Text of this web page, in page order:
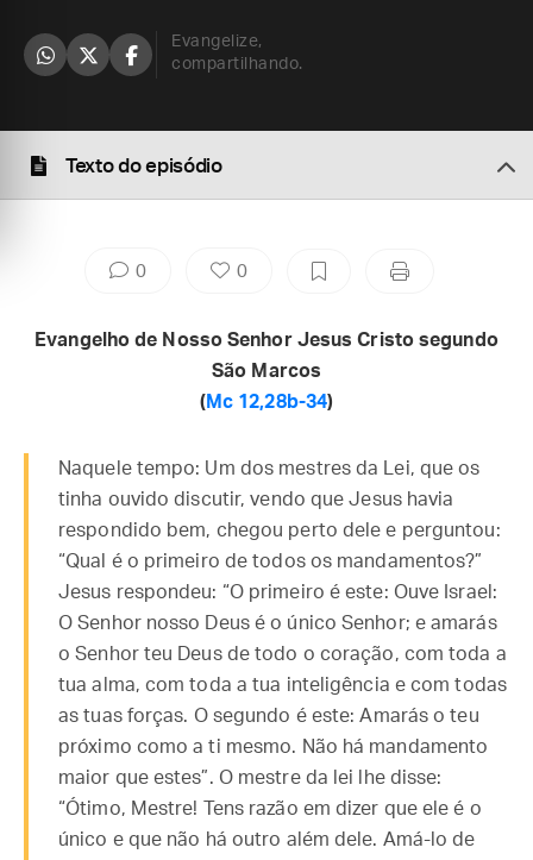
Evangelize,
compartilhando.
Texto do episódio
0 0
Evangelho de Nosso Senhor Jesus Cristo segundo
São Marcos
( Mc 12,28b-34)
Naquele tempo: Um dos mestres da Lei, que os
tinha ouvido discutir, vendo que Jesus havia
respondido bem, chegou perto dele e perguntou:
“Qual é o primeiro de todos os mandamentos?”
Jesus respondeu: “O primeiro é este: Ouve Israel:
O Senhor nosso Deus é o único Senhor; e amarás
o Senhor teu Deus de todo o coração, com toda a
tua alma, com toda a tua inteligência e com todas
as tuas forças. O segundo é este: Amarás o teu
próximo como a ti mesmo. Não há mandamento
maior que estes”. O mestre da lei lhe disse:
“Ótimo, Mestre! Tens razão em dizer que ele é o
único e que não há outro além dele. Amá-lo de